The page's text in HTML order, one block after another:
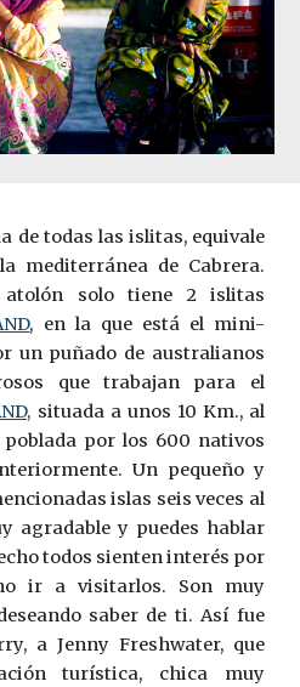
de todas las islitas, equivale
mediterránea de Cabrera.
atolón solo tiene 2 islitas
, en la que está el mini-
un puñado de australianos
que trabajan para el
situada a unos 10 Km., al
por los 600 nativos
Un pequeño y
islas seis veces al
agradable y puedes hablar
todos sienten interés por
ir a visitarlos. Son muy
saber de ti. Así fue
a Jenny Freshwater, que
turística, chica muy